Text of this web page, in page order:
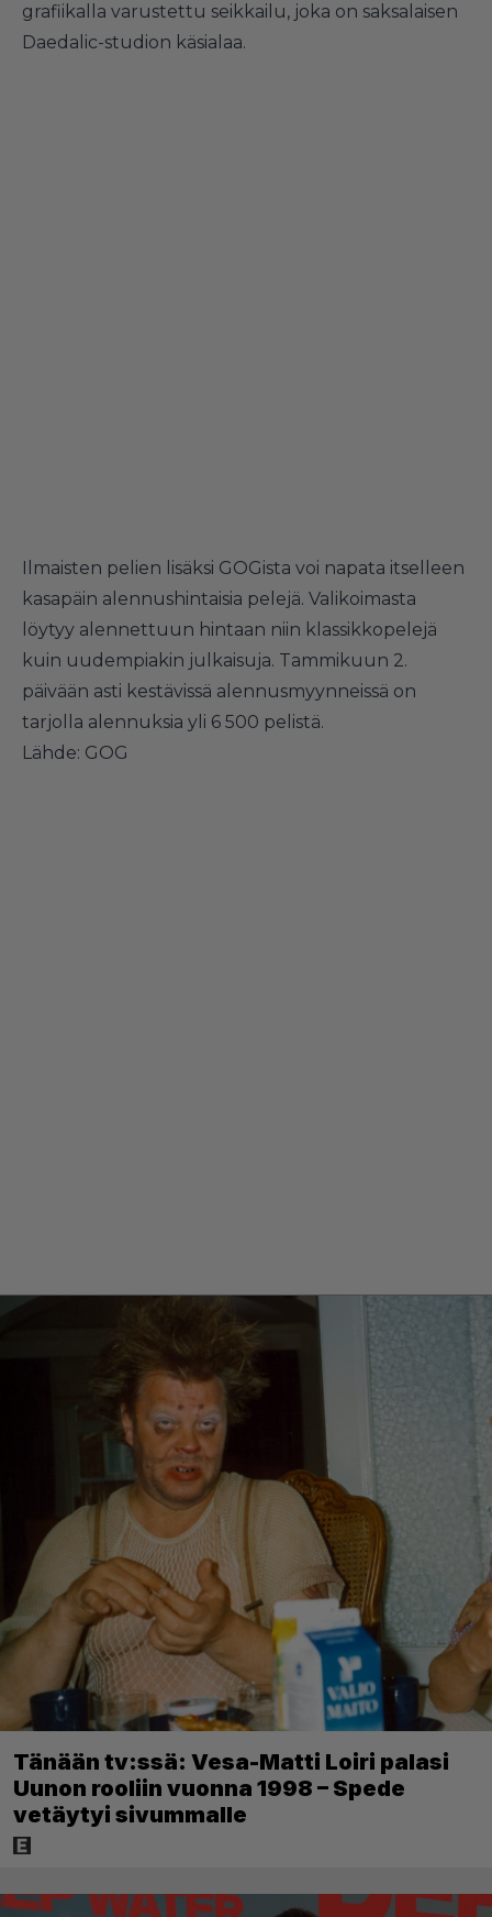
grafiikalla varustettu seikkailu, joka on saksalaisen
Daedalic-studion käsialaa.
Ilmaisten pelien lisäksi GOGista voi napata itselleen
kasapäin alennushintaisia pelejä. Valikoimasta
löytyy alennettuun hintaan niin klassikkopelejä
kuin uudempiakin julkaisuja. Tammikuun 2.
päivään asti kestävissä alennusmyynneissä on
tarjolla alennuksia yli 6 500 pelistä.
Lähde: GOG
Tänään tv:ssä: Vesa-Matti Loiri palasi
Uunon rooliin vuonna 1998 – Spede
vetäytyi sivummalle